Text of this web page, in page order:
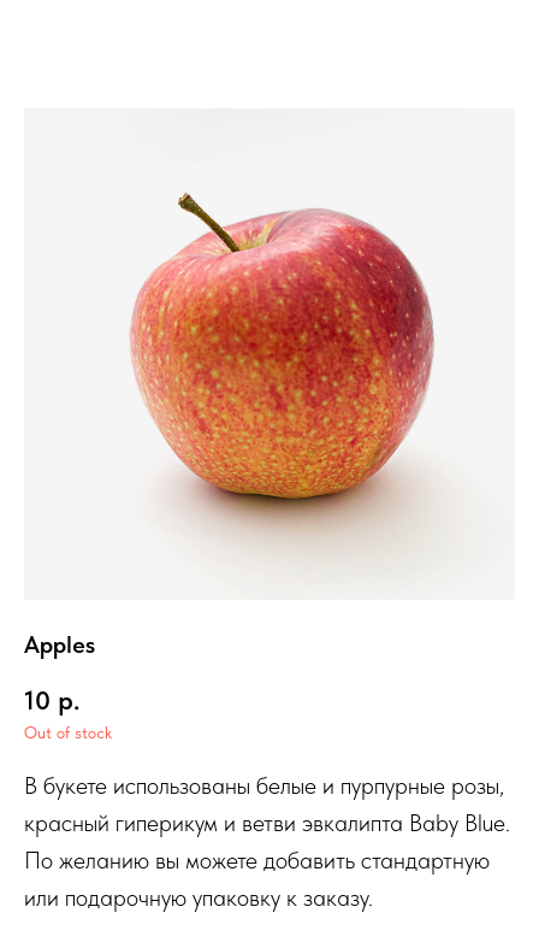
Apples
10 р.
Out of stock
В букете использованы белые и пурпурные розы,
красный гиперикум и ветви эвкалипта Baby Blue.
По желанию вы можете добавить стандартную
или подарочную упаковку к заказу.